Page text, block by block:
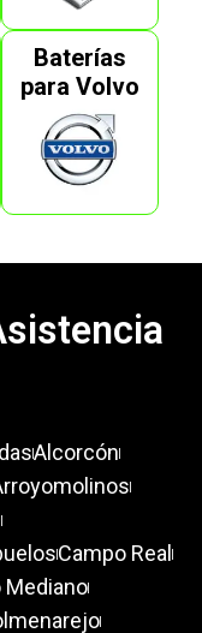
Baterías
para Volvo
Alcorcón
Campo Real
Mediano